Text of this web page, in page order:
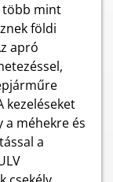
több mint
földi
apró
kezeléseket
a méhekre és
a